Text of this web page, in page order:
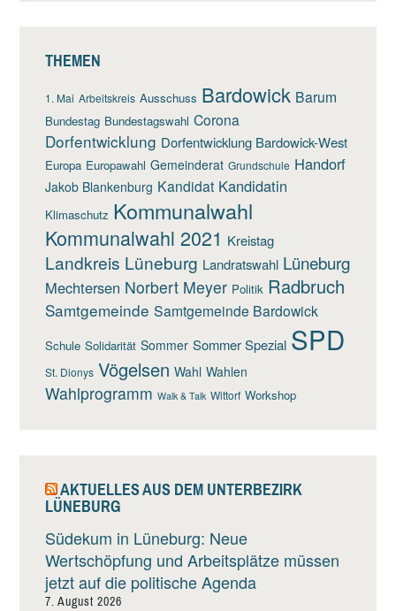
THEMEN
1. Mai Arbeitskreis Ausschuss Bardowick Barum
Bundestag Bundestagswahl Corona
Dorfentwicklung Dorfentwicklung Bardowick-West
Europa Europawahl Gemeinderat Grundschule Handorf
Jakob Blankenburg Kandidat Kandidatin
Klimaschutz Kommunalwahl
Kommunalwahl 2021 Kreistag
Landkreis Lüneburg Landratswahl Lüneburg
Mechtersen Norbert Meyer Politik Radbruch
Samtgemeinde Samtgemeinde Bardowick
Schule Solidarität Sommer Sommer Spezial SPD
St. Dionys Vögelsen Wahl Wahlen
Wahlprogramm Walk & Talk Wittorf Workshop
AKTUELLES AUS DEM UNTERBEZIRK
LÜNEBURG
Südekum in Lüneburg: Neue
Wertschöpfung und Arbeitsplätze müssen
jetzt auf die politische Agenda
7. August 2026